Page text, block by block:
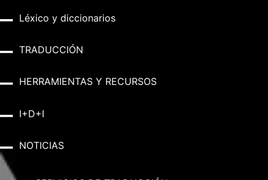
Léxico y diccionarios
TRADUCCIÓN
HERRAMIENTAS Y RECURSOS
I+D+I
NOTICIAS